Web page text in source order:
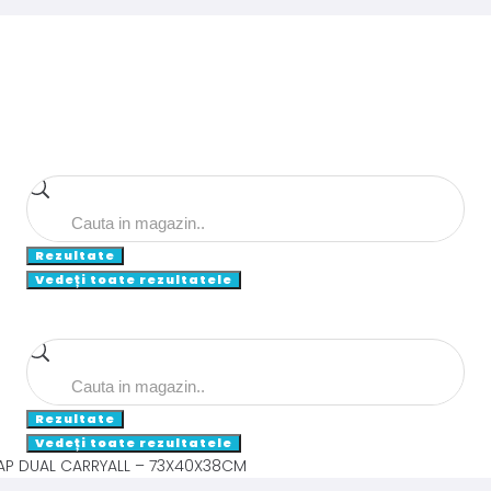
Search
...
Rezultate
Vedeți toate rezultatele
Search
...
Rezultate
Vedeți toate rezultatele
DUAL CARRYALL – 73X40X38CM